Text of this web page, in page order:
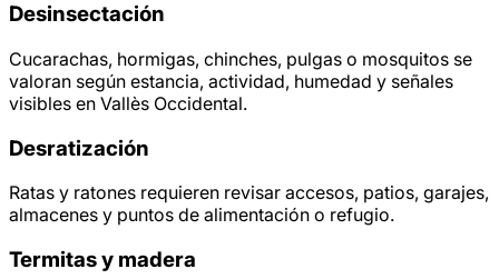
Desinsectación
Cucarachas, hormigas, chinches, pulgas o mosquitos se
valoran según estancia, actividad, humedad y señales
visibles en Vallès Occidental.
Desratización
Ratas y ratones requieren revisar accesos, patios, garajes,
almacenes y puntos de alimentación o refugio.
Termitas y madera